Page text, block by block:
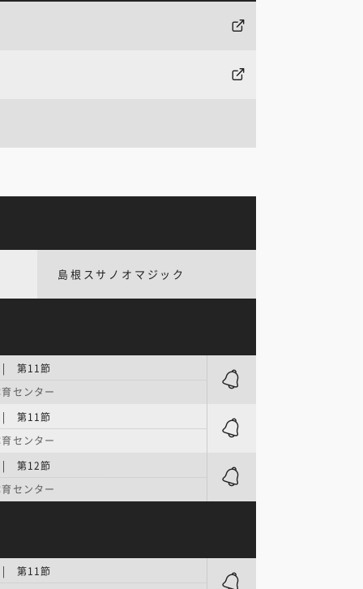
島根スサノオマジック
| 第11節
センター
| 第11節
センター
| 第12節
センター
| 第11節